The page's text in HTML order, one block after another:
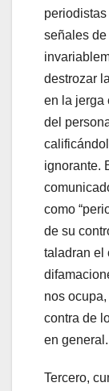
señales
destrozar
en la jerga
del
ignorante.
como
de su
taladran el
nos
contra de
en general.
Tercero,